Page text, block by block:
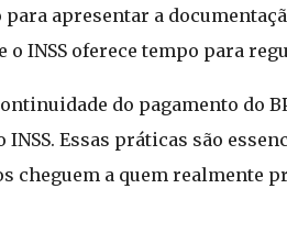
apresentar a
o INSS oferece tempo para
do pagamento do
INSS. Essas práticas são
cheguem a quem realmente